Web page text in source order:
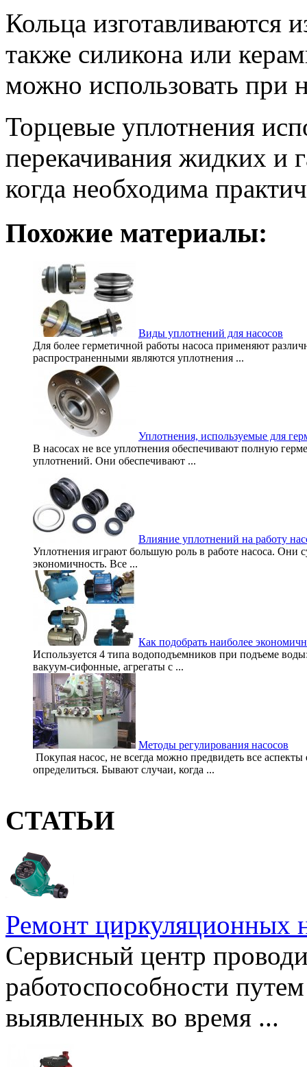
Кольца изготавливаются
также силикона или
можно использовать при
Торцевые уплотнения
перекачивания жидких и
когда необходима
Похожие материалы:
Виды уплотнений для насосов
Для более герметичной работы насоса применяют
распространенными являются уплотнения ...
Уплотнения, используемые для
В насосах не все уплотнения обеспечивают полную
уплотнений. Они обеспечивают ...
Влияние уплотнений на работу
Уплотнения играют большую роль в работе насоса. Они
экономичность. Все ...
Как подобрать наиболее
Используется 4 типа водоподъемников при подъеме
вакуум-сифонные, агрегаты с ...
Методы регулирования насосов
Покупая насос, не всегда можно предвидеть все
определиться. Бывают случаи, когда ...
СТАТЬИ
Ремонт циркуляционных
Сервисный центр
работоспособности
выявленных во время ...